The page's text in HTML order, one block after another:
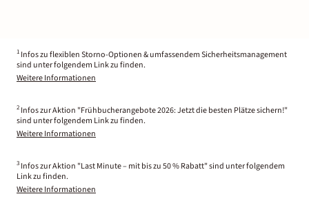
1 Infos zu flexiblen Storno-Optionen & umfassendem Sicherheitsmanagement
sind unter folgendem Link zu finden.
Weitere Informationen
2 Infos zur Aktion "Frühbucherangebote 2026: Jetzt die besten Plätze sichern!"
sind unter folgendem Link zu finden.
Weitere Informationen
3 Infos zur Aktion "Last Minute – mit bis zu 50 % Rabatt" sind unter folgendem
Link zu finden.
Weitere Informationen